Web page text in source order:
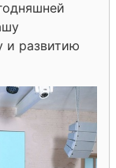
и развитию